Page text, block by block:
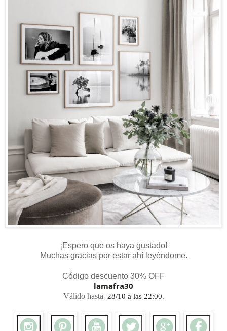
¡Espero que os haya gustado!
Muchas gracias por estar ahí leyéndome.
Código descuento 30% OFF
lamafra30
Válido hasta 28/10 a las 22:00.